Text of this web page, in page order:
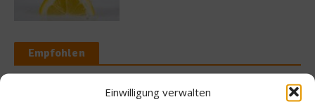
Einwilligung verwalten
Empfohlen